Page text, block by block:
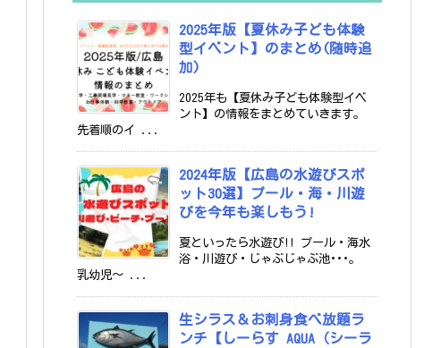
2025年版【夏休み子ども体験
型イベント】のまとめ(随時追
加)
2025年も【夏休み子ども体験型イベ
ント】の情報をまとめていきます。
先着順のイ ...
2024年版【広島の水遊びスポ
ット30選】プール・海・川遊
びを今年も楽しもう!
夏といったら水遊び!! プール・海水
浴・川遊び・じゃぶじゃぶ池･･･。
乳幼児～ ...
生シラス＆お刺身食べ放題ラ
ンチ【しーらす AQUA（シーラ